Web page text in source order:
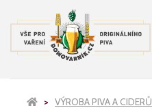
VÝROBA PIVA A CIDERŮ